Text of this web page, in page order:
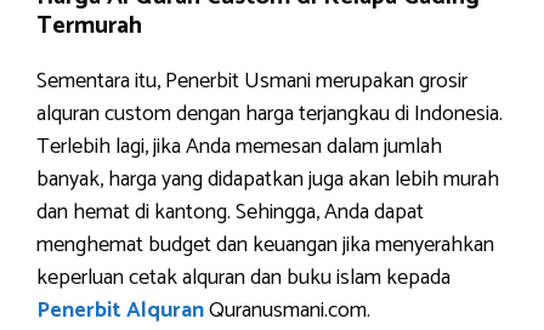
Termurah
Sementara itu, Penerbit Usmani merupakan grosir
alquran custom dengan harga terjangkau di Indonesia.
Terlebih lagi, jika Anda memesan dalam jumlah
banyak, harga yang didapatkan juga akan lebih murah
dan hemat di kantong. Sehingga, Anda dapat
menghemat budget dan keuangan jika menyerahkan
keperluan cetak alquran dan buku islam kepada
Penerbit AlquranQuranusmani.com.